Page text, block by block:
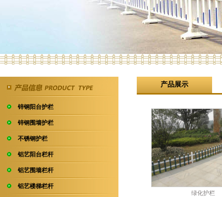
锌钢阳台护栏
锌钢围墙护栏
不锈钢护栏
铝艺阳台栏杆
铝艺围墙栏杆
铝艺楼梯栏杆
产品展示
绿化护栏